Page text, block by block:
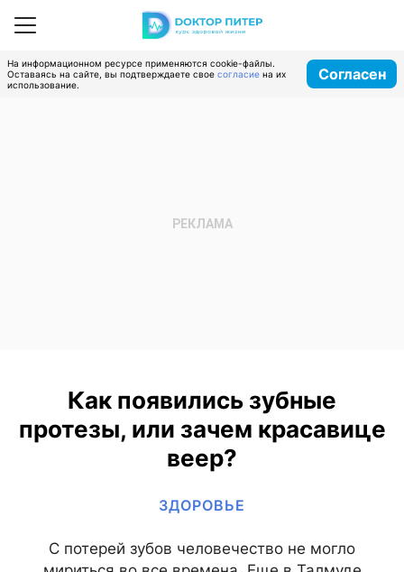
На информационном ресурсе применяются cookie-файлы.
Оставаясь на сайте, вы подтверждаете свое согласие на их
использование.
Согласен
Как появились зубные
протезы, или зачем красавице
веер?
ЗДОРОВЬЕ
С потерей зубов человечество не могло